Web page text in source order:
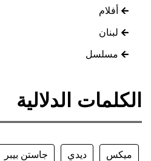
أفلام
لبنان
مسلسل
الكلمات الدلالية
ميكس ديدي جاستن بيبر